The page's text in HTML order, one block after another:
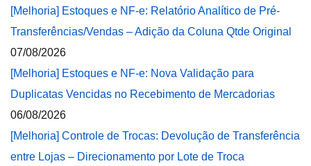
[Melhoria] Estoques e NF-e: Relatório Analítico de Pré-
Transferências/Vendas – Adição da Coluna Qtde Original
07/08/2026
[Melhoria] Estoques e NF-e: Nova Validação para
Duplicatas Vencidas no Recebimento de Mercadorias
06/08/2026
[Melhoria] Controle de Trocas: Devolução de Transferência
entre Lojas – Direcionamento por Lote de Troca